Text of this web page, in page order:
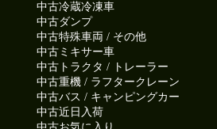
中古冷蔵冷凍車
中古ダンプ
中古特殊車両 / その他
中古ミキサー車
中古トラクタ / トレーラー
中古重機 / ラフタークレーン
中古バス / キャンピングカー
中古近日入荷